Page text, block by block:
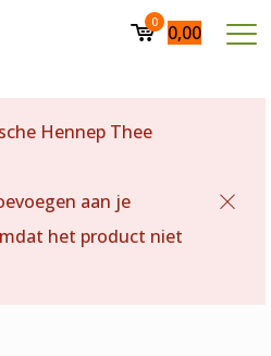
0 0,00
Hennep Thee
aan je
het product niet